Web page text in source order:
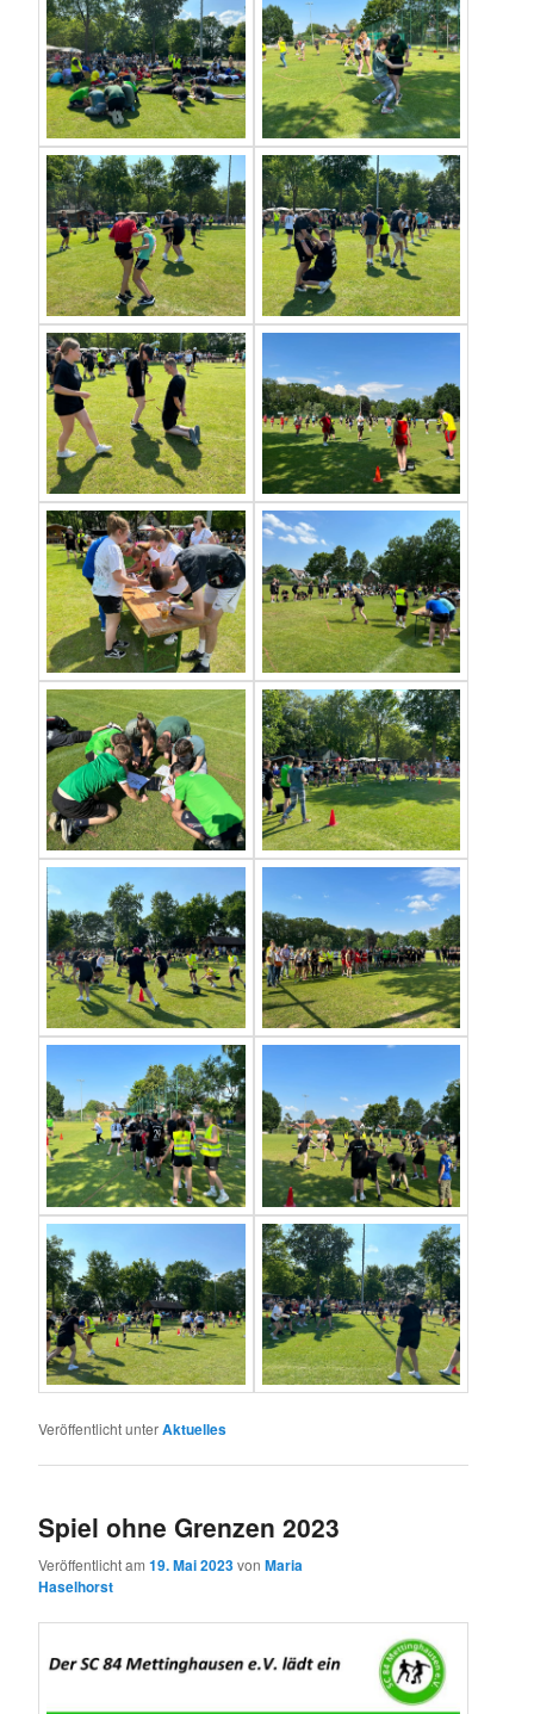
Veröffentlicht unterAktuelles
Spiel ohne Grenzen 2023
Veröffentlicht am19. Mai 2023vonMaria
Haselhorst